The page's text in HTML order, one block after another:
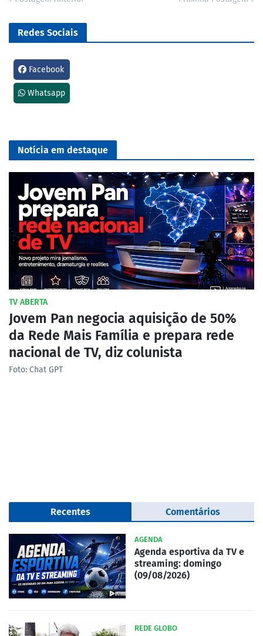
Redes Sociais
Facebook
Whatsapp
Notícia em destaque
TV ABERTA
Jovem Pan negocia aquisição de 50%
da Rede Mais Família e prepara rede
nacional de TV, diz colunista
Foto: Chat GPT
Recentes Comentários
AGENDA
Agenda esportiva da TV e
streaming: domingo
(09/08/2026)
REDE GLOBO